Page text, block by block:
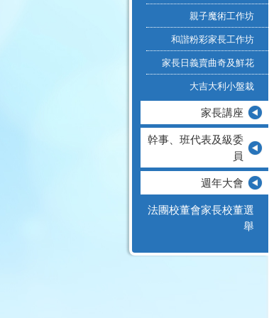
親子魔術工作坊
和諧粉彩家長工作坊
家長日義賣曲奇及鮮花
大吉大利小盤栽
家長講座
幹事、班代表及級委
員
週年大會
法團校董會家長校董選
舉